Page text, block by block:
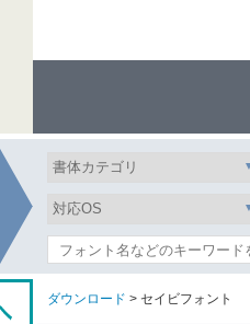
ダウンロード > セイビフォント